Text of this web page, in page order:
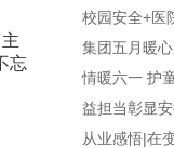
忘
校园安全+医
集团五月暖
情暖六一 护
益担当彰显
从业感悟|在